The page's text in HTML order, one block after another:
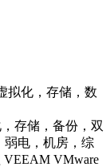
拟化，存储，数
存储，备份，双
弱电，机房，综
VMware